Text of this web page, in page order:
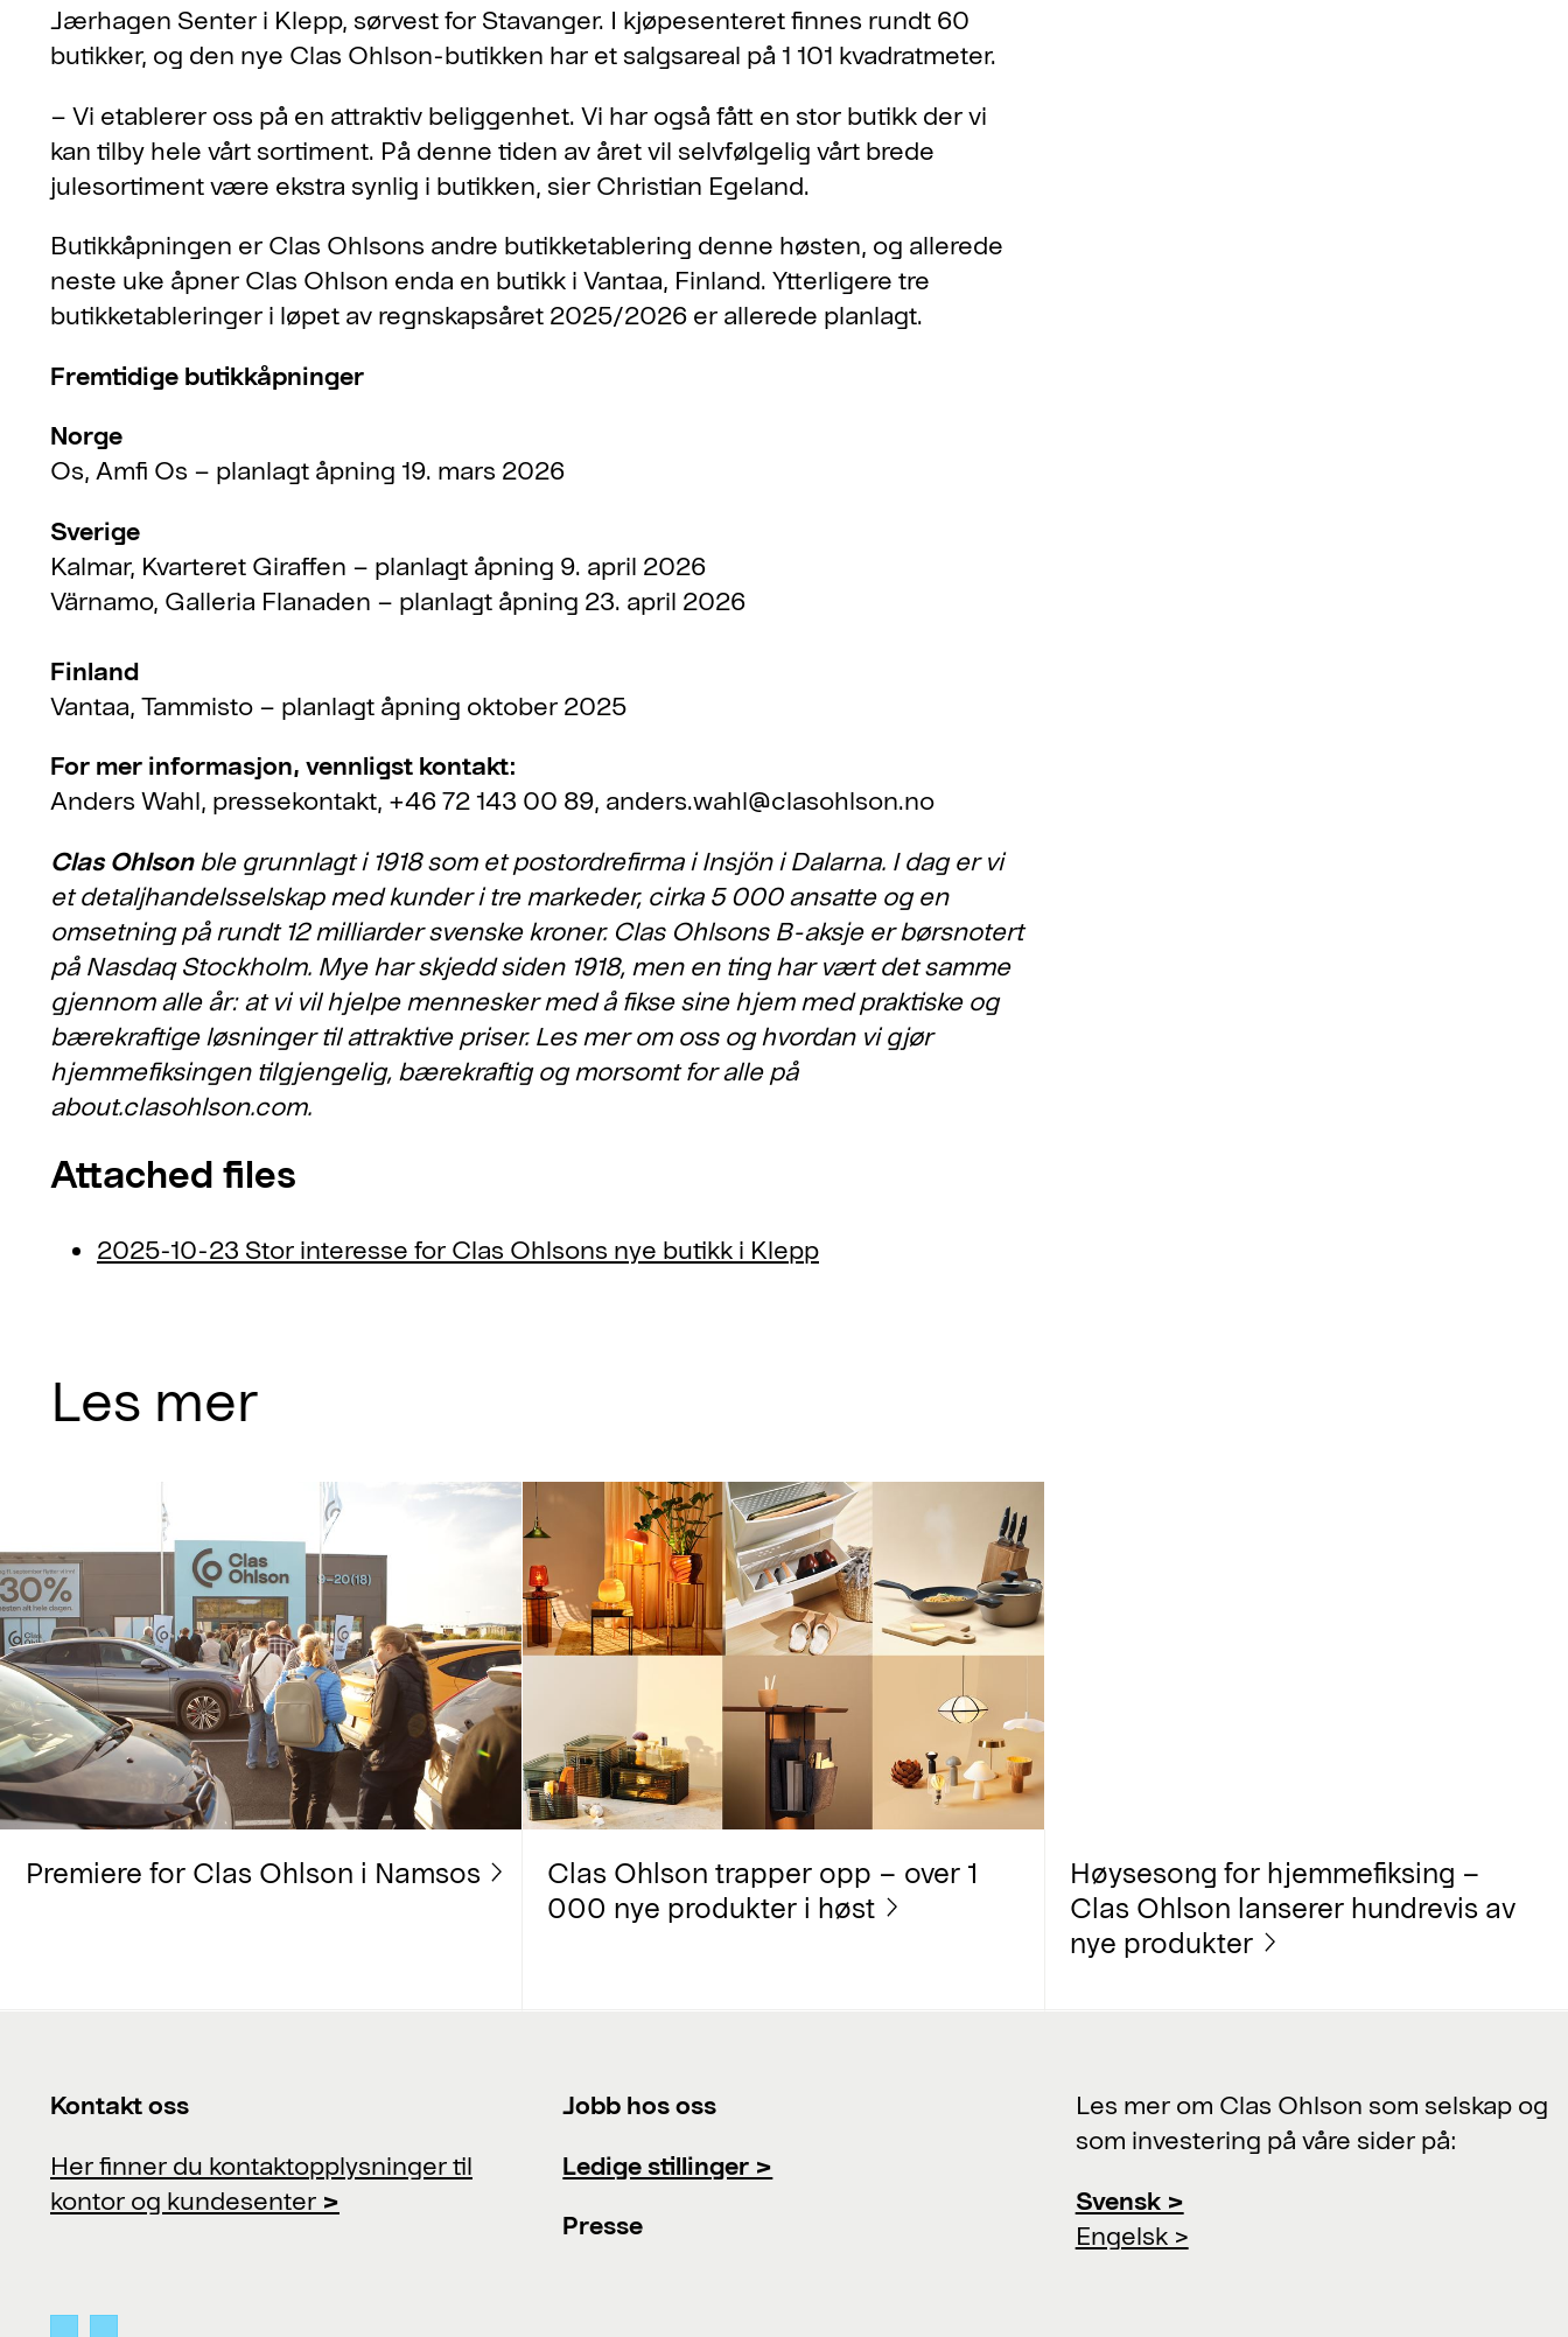
Jærhagen Senter i Klepp, sørvest for Stavanger. I kjøpesenteret finnes rundt 60
butikker, og den nye Clas Ohlson-butikken har et salgsareal på 1 101 kvadratmeter.
– Vi etablerer oss på en attraktiv beliggenhet. Vi har også fått en stor butikk der vi
kan tilby hele vårt sortiment. På denne tiden av året vil selvfølgelig vårt brede
julesortiment være ekstra synlig i butikken, sier Christian Egeland.
Butikkåpningen er Clas Ohlsons andre butikketablering denne høsten, og allerede
neste uke åpner Clas Ohlson enda en butikk i Vantaa, Finland. Ytterligere tre
butikketableringer i løpet av regnskapsåret 2025/2026 er allerede planlagt.
Fremtidige butikkåpninger
Norge
Os, Amfi Os – planlagt åpning 19. mars 2026
Sverige
Kalmar, Kvarteret Giraffen – planlagt åpning 9. april 2026
Värnamo, Galleria Flanaden – planlagt åpning 23. april 2026
Finland
Vantaa, Tammisto – planlagt åpning oktober 2025
For mer informasjon, vennligst kontakt:
Anders Wahl, pressekontakt, +46 72 143 00 89, anders.wahl@clasohlson.no
Clas Ohlson ble grunnlagt i 1918 som et postordrefirma i Insjön i Dalarna. I dag er vi
et detaljhandelsselskap med kunder i tre markeder, cirka 5 000 ansatte og en
omsetning på rundt 12 milliarder svenske kroner. Clas Ohlsons B-aksje er børsnotert
på Nasdaq Stockholm. Mye har skjedd siden 1918, men en ting har vært det samme
gjennom alle år: at vi vil hjelpe mennesker med å fikse sine hjem med praktiske og
bærekraftige løsninger til attraktive priser. Les mer om oss og hvordan vi gjør
hjemmefiksingen tilgjengelig, bærekraftig og morsomt for alle på
about.clasohlson.com.
Attached files
2025-10-23 Stor interesse for Clas Ohlsons nye butikk i Klepp
Les mer
Premiere for Clas Ohlson i Namsos
Clas Ohlson trapper opp – over 1
000 nye produkter i høst
Høysesong for hjemmefiksing –
Clas Ohlson lanserer hundrevis av
nye produkter
Kontakt oss
Her finner du kontaktopplysninger til
kontor og kundesenter >
Jobb hos oss
Ledige stillinger >
Presse
Les mer om Clas Ohlson som selskap og
som investering på våre sider på:
Svensk >
Engelsk >